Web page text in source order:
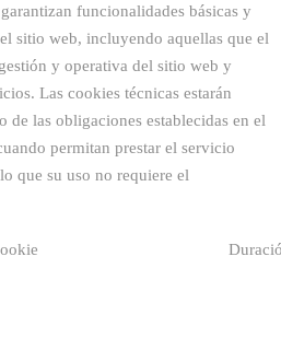
funcionalidades básicas y
sitio web, incluyendo aquellas que el
y operativa del sitio web y
Las cookies técnicas estarán
de las obligaciones establecidas en el
permitan prestar el servicio
que su uso no requiere el